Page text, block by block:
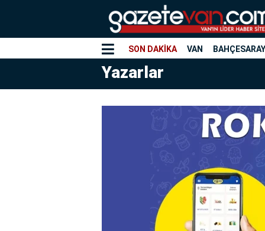
SON DAKİKA VAN BAHÇESARAY
Yazarlar